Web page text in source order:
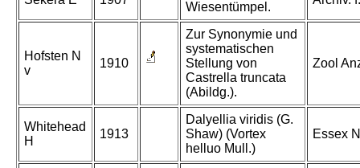
Wiesentümpel.
Hofsten N
v
1910
Zur Synonymie und
systematischen
Stellung von
Castrella truncata
(Abildg.).
Zool
Whitehead
H
1913
Dalyellia viridis (G.
Shaw) (Vortex
helluo Mull.)
Essex